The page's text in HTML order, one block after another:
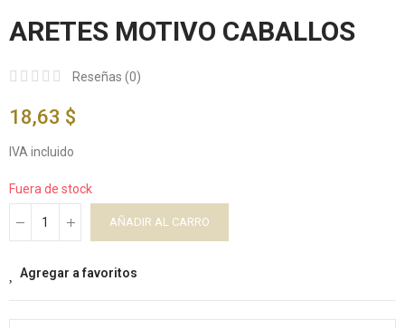
ARETES MOTIVO CABALLOS
Reseñas (0)
18,63 $
IVA incluido
Fuera de stock
AÑADIR AL CARRO
Agregar a favoritos